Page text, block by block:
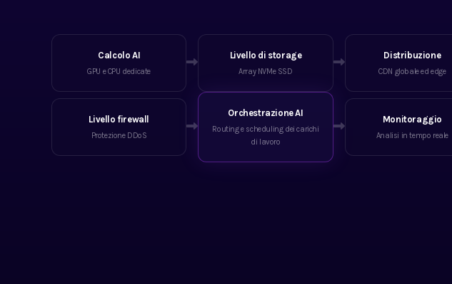
Calcolo AI
GPU e CPU dedicate
Livello di storage
Array NVMe SSD
Distribuzione
CDN globale ed edge
Livello firewall
Protezione DDoS
Orchestrazione AI
Routing e scheduling dei carichi
di lavoro
Monitoraggio
Analisi in tempo reale